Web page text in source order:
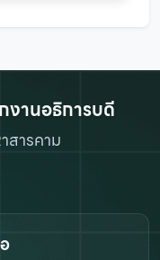
งานอธิการบดี
สารคาม